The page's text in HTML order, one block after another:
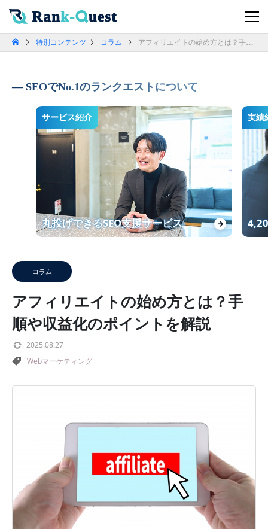
特別コンテンツ コラム アフィリエイトの始め方とは？手順や収益化のポイントを解説
SEOでNo.1のランクエストについて
サービス紹介
丸投げできるSEO支援サービス →
実績
コラム
アフィリエイトの始め方とは？手
順や収益化のポイントを解説
2025.08.27
Webマーケティング